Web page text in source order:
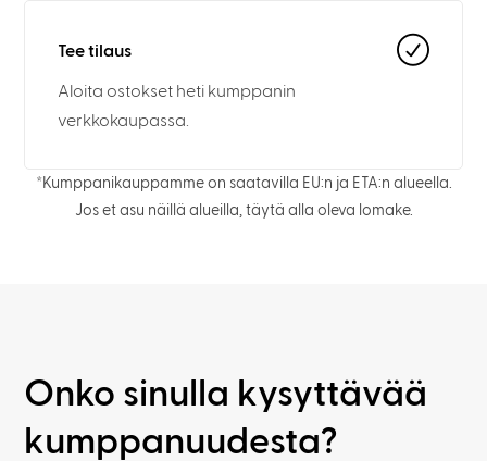
Tee tilaus
Aloita ostokset heti kumppanin
verkkokaupassa.
*Kumppanikauppamme on saatavilla EU:n ja ETA:n alueella.
Jos et asu näillä alueilla, täytä alla oleva lomake.
Onko sinulla kysyttävää
kumppanuudesta?